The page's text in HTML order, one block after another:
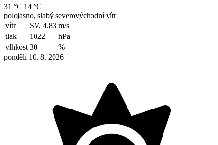
31 °C 14 °C
polojasno, slabý severovýchodní vítr
vítr
SV, 4.83 m/s
tlak
1022
hPa
vlhkost 30
%
pondělí 10. 8. 2026